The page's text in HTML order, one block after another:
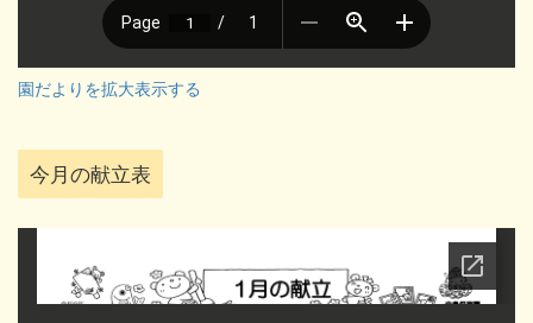
園だよりを拡大表示する
今月の献立表